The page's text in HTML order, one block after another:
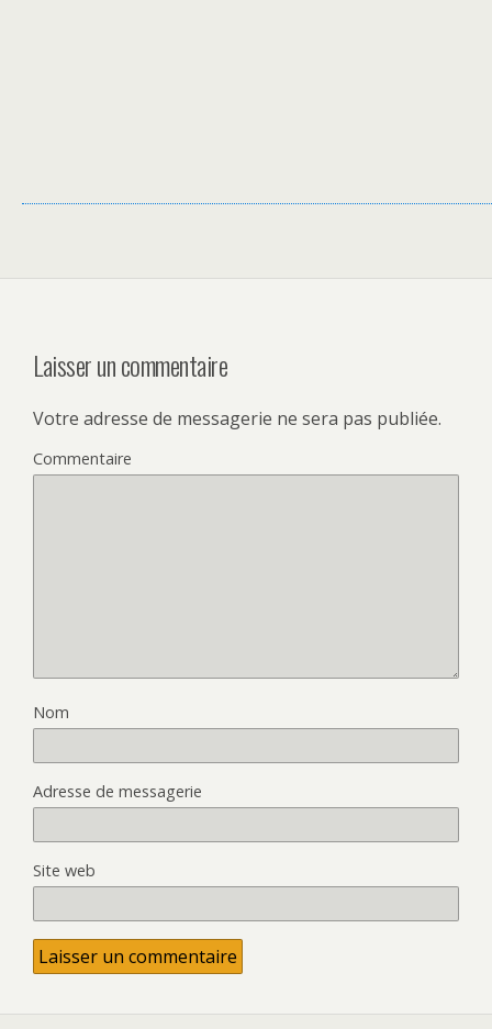
Laisser un commentaire
Votre adresse de messagerie ne sera pas publiée.
Commentaire
Nom
Adresse de messagerie
Site web